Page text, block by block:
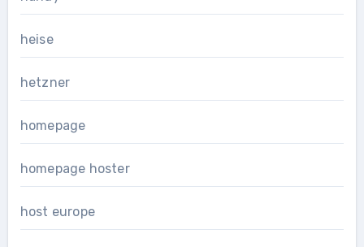
heise
hetzner
homepage
homepage hoster
host europe